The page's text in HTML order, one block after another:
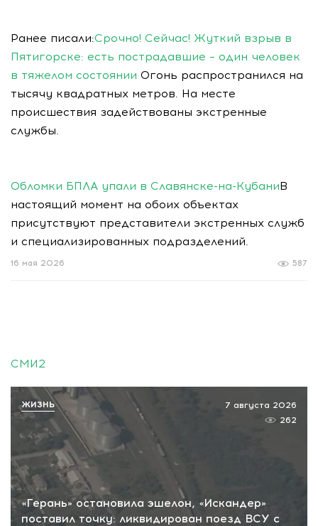
Ранее писали:Срочно! Сейчас! Жуткий взрыв в
Пятигорске: есть пострадавшие – один человек
в тяжелом состоянии Огонь распространился на
тысячу квадратных метров. На месте
происшествия задействованы экстренные
службы.
Обломки БПЛА упали в Славянске-на-КубаниВ
настоящий момент на обоих объектах
присутствуют представители экстренных служб
и специализированных подразделений.
587
16 мая 2026
СМИ2
«Герань» остановила эшелон, «Искандер»
поставил точку: ликвидирован поезд ВСУ с
7 августа 2026
262
ЖИЗНЬ